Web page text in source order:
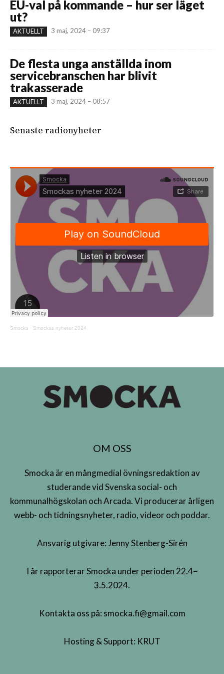
EU-val på kommande – hur ser läget
ut?
AKTUELLT 3 maj, 2024 – 09:37
De flesta unga anställda inom
servicebranschen har blivit
trakasserade
AKTUELLT 3 maj, 2024 – 08:57
Senaste radionyheter
Smocka · Smockas nyheter 2024
OM OSS
Smocka är en mångmedial övningsredaktion av
studerande vid Svenska social- och
kommunalhögskolan och Arcada. Vi producerar årligen
webb- och tidningsnyheter, radio, videor och poddar.
Ansvarig utgivare: Jenny Stenberg-Sirén
I år rapporterar Smocka under perioden 22.4–
3.5.2024.
Kontakta oss på: smocka.fi@gmail.com
Hosting & Support: KRUT